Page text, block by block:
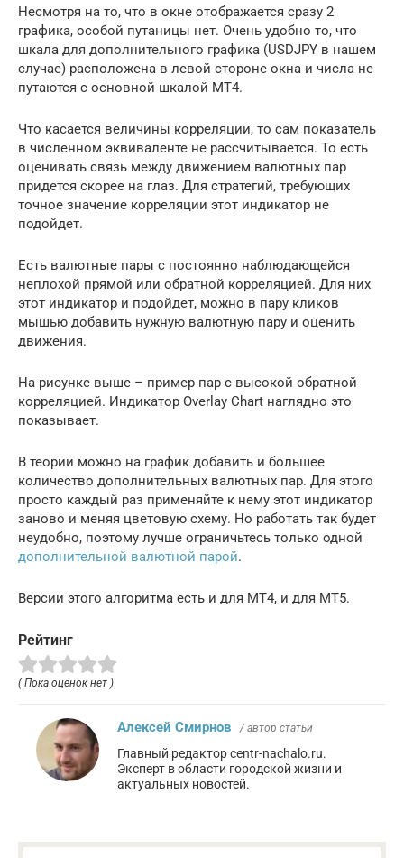
Несмотря на то, что в окне отображается сразу 2
графика, особой путаницы нет. Очень удобно то, что
шкала для дополнительного графика (USDJPY в нашем
случае) расположена в левой стороне окна и числа не
путаются с основной шкалой МТ4.
Что касается величины корреляции, то сам показатель
в численном эквиваленте не рассчитывается. То есть
оценивать связь между движением валютных пар
придется скорее на глаз. Для стратегий, требующих
точное значение корреляции этот индикатор не
подойдет.
Есть валютные пары с постоянно наблюдающейся
неплохой прямой или обратной корреляцией. Для них
этот индикатор и подойдет, можно в пару кликов
мышью добавить нужную валютную пару и оценить
движения.
На рисунке выше – пример пар с высокой обратной
корреляцией. Индикатор Overlay Chart наглядно это
показывает.
В теории можно на график добавить и большее
количество дополнительных валютных пар. Для этого
просто каждый раз применяйте к нему этот индикатор
заново и меняя цветовую схему. Но работать так будет
неудобно, поэтому лучше ограничьтесь только одной
дополнительной валютной парой.
Версии этого алгоритма есть и для МТ4, и для МТ5.
Рейтинг
( Пока оценок нет )
Алексей Смирнов / автор статьи
Главный редактор centr-nachalo.ru.
Эксперт в области городской жизни и
актуальных новостей.